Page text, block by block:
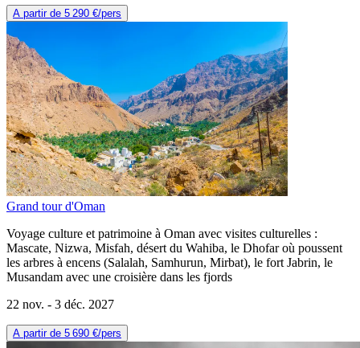
A partir de 5 290 €/pers
Grand tour d'Oman
Voyage culture et patrimoine à Oman avec visites culturelles :
Mascate, Nizwa, Misfah, désert du Wahiba, le Dhofar où poussent
les arbres à encens (Salalah, Samhurun, Mirbat), le fort Jabrin, le
Musandam avec une croisière dans les fjords
22 nov. - 3 déc. 2027
A partir de 5 690 €/pers